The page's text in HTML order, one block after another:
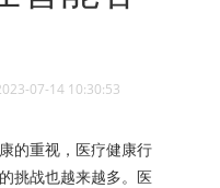
07-14 10:30:53
重视，医疗健康行
挑战也越来越多。医